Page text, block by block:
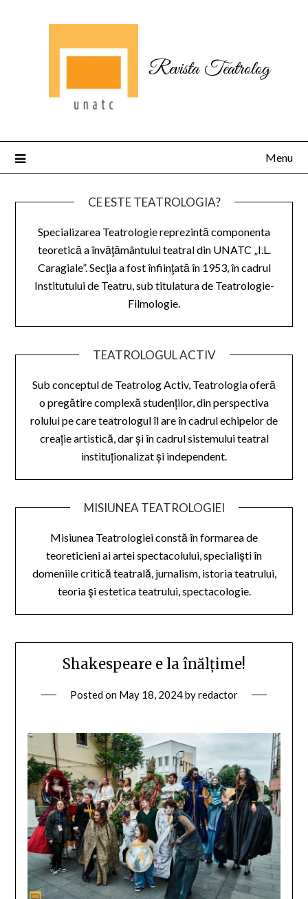
Revista Teatrolog
Menu
CE ESTE TEATROLOGIA?
Specializarea Teatrologie reprezintă componenta
teoretică a învăţământului teatral din UNATC „I.L.
Caragiale”. Secţia a fost înfiinţată în 1953, în cadrul
Institutului de Teatru, sub titulatura de Teatrologie-
Filmologie.
TEATROLOGUL ACTIV
Sub conceptul de Teatrolog Activ, Teatrologia oferă
o pregătire complexă studenților, din perspectiva
rolului pe care teatrologul îl are în cadrul echipelor de
creație artistică, dar și în cadrul sistemului teatral
instituționalizat și independent.
MISIUNEA TEATROLOGIEI
Misiunea Teatrologiei constă în formarea de
teoreticieni ai artei spectacolului, specialişti în
domeniile critică teatrală, jurnalism, istoria teatrului,
teoria şi estetica teatrului, spectacologie.
Shakespeare e la înălțime!
Posted on May 18, 2024byredactor